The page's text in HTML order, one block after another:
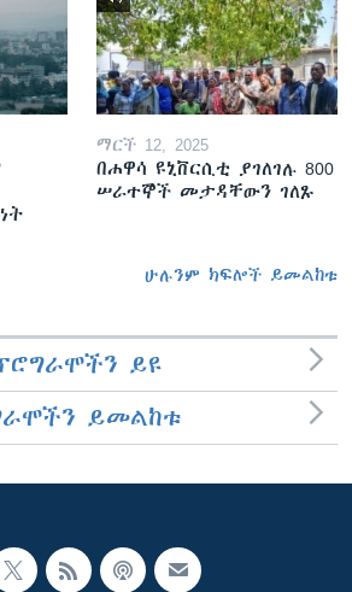
ማርች 12, 2025
በሐዋሳ ዩኒቨርሲቲ ያገለገሉ 800
ሠራተኞች መታዳቸውን ገለጹ
ሁሉንም ክፍሎች ይመልከቱ
ይዩ
ይመልከቱ